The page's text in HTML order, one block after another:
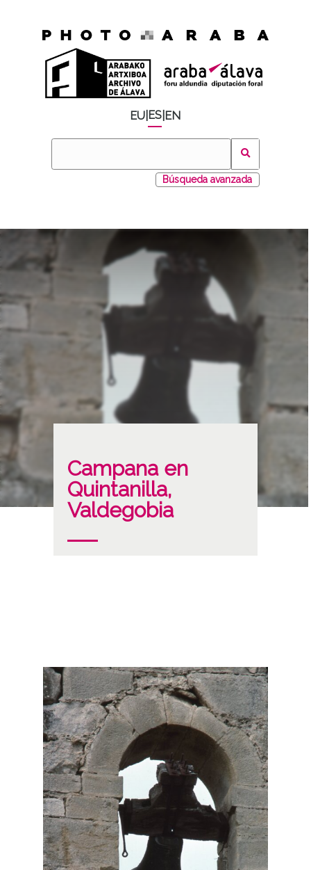
EU ES EN
Búsqueda avanzada
Campana en
Quintanilla,
Valdegobia